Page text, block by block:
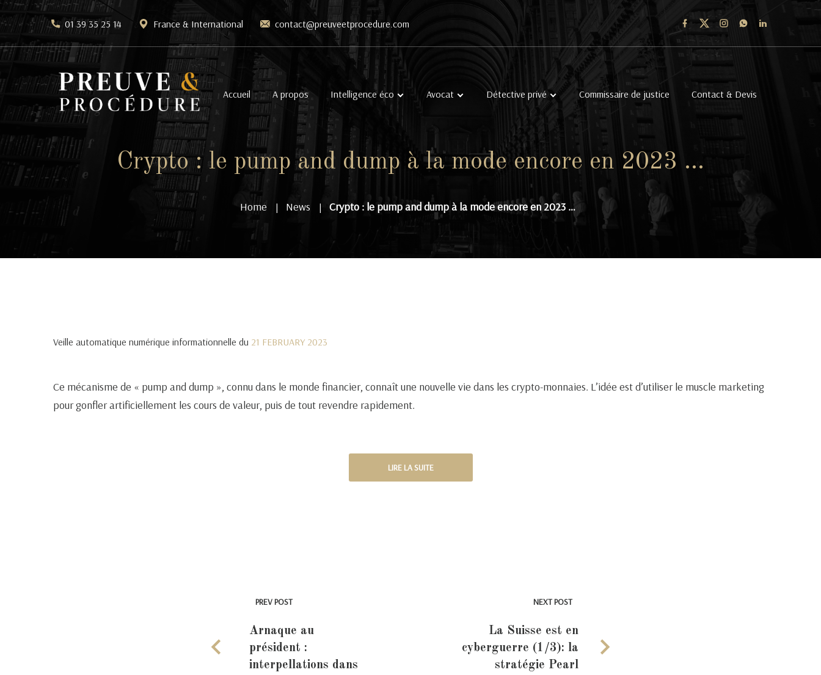
01 39 35 25 14 France & International contact@preuveetprocedure.com
Accueil A propos Intelligence éco Avocat Détective privé Commissaire de justice Contact & Devis
Crypto : le pump and dump à la mode encore en 2023 …
Home | News | Crypto : le pump and dump à la mode encore en 2023 …
Veille automatique numérique informationnelle du 21 FEBRUARY 2023
Ce mécanisme de « pump and dump », connu dans le monde financier, connaît une nouvelle vie dans les crypto-monnaies. L’idée est d’utiliser le muscle marketing
pour gonfler artificiellement les cours de valeur, puis de tout revendre rapidement.
LIRE LA SUITE
PREV POST
Arnaque au
président :
interpellations dans
NEXT POST
La Suisse est en
cyberguerre (1/3): la
stratégie Pearl